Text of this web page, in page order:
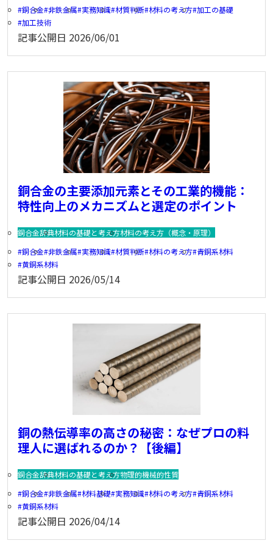
銅合金 非鉄金属 実務知識 材質判断 材料の考え方 加工の基礎
加工技術
記事公開日 2026/06/01
銅合金の主要添加元素とその工業的機能：
特性向上のメカニズムと選定のポイント
銅合金辞典材料の基礎と考え方材料の考え方（概念・原理）
銅合金 非鉄金属 実務知識 材質判断 材料の考え方 青銅系材料
黄銅系材料
記事公開日 2026/05/14
銅の熱伝導率の高さの秘密：なぜプロの料
理人に選ばれるのか？【後編】
銅合金辞典材料の基礎と考え方物理的機械的性質
銅合金 非鉄金属 材料基礎 実務知識 材料の考え方 青銅系材料
黄銅系材料
記事公開日 2026/04/14